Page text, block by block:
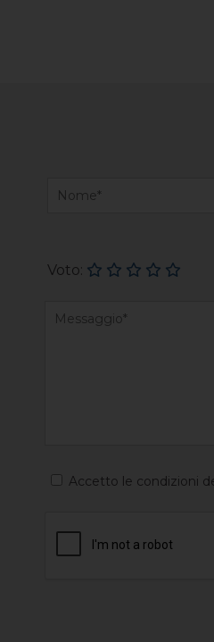
Voto:
Accetto le condizioni